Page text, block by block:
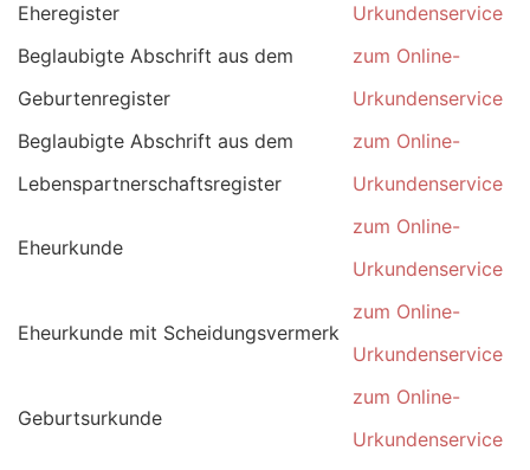
Eheregister
Urkundenservice
Beglaubigte Abschrift aus dem
Geburtenregister
zum Online-
Urkundenservice
Beglaubigte Abschrift aus dem
Lebenspartnerschaftsregister
zum Online-
Urkundenservice
Eheurkunde
zum Online-
Urkundenservice
Eheurkunde mit Scheidungsvermerk
zum Online-
Urkundenservice
Geburtsurkunde
zum Online-
Urkundenservice